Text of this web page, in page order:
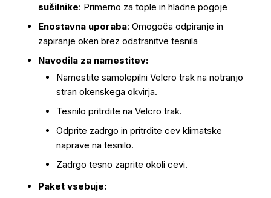
sušilnike: Primerno za tople in hladne pogoje
Enostavna uporaba: Omogoča odpiranje in
zapiranje oken brez odstranitve tesnila
Navodila za namestitev:
Namestite samolepilni Velcro trak na notranjo
stran okenskega okvirja.
Tesnilo pritrdite na Velcro trak.
Odprite zadrgo in pritrdite cev klimatske
naprave na tesnilo.
Zadrgo tesno zaprite okoli cevi.
Paket vsebuje: